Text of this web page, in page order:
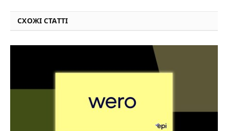
СХОЖІ СТАТТІ